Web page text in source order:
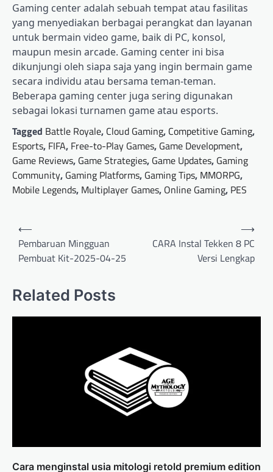
Gaming center adalah sebuah tempat atau fasilitas
yang menyediakan berbagai perangkat dan layanan
untuk bermain video game, baik di PC, konsol,
maupun mesin arcade. Gaming center ini bisa
dikunjungi oleh siapa saja yang ingin bermain game
secara individu atau bersama teman-teman.
Beberapa gaming center juga sering digunakan
sebagai lokasi turnamen game atau esports.
Tagged Battle Royale, Cloud Gaming, Competitive Gaming,
Esports, FIFA, Free-to-Play Games, Game Development,
Game Reviews, Game Strategies, Game Updates, Gaming
Community, Gaming Platforms, Gaming Tips, MMORPG,
Mobile Legends, Multiplayer Games, Online Gaming, PES
Post
navigation
⟵
Pembaruan Mingguan
Pembuat Kit-2025-04-25
CARA Instal Tekken 8 PC
Versi Lengkap
⟶
Related Posts
Cara menginstal usia mitologi retold premium edition